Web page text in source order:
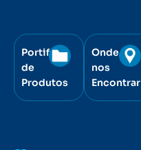
Portifólio
de
Produtos
Onde
nos
Encontrar